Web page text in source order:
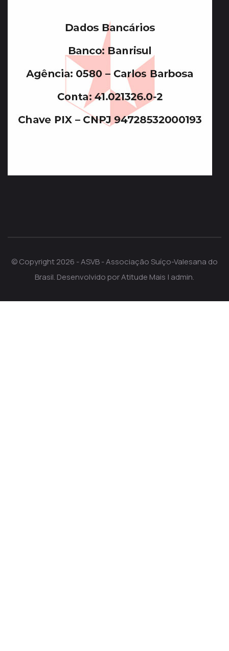
© Copyright 2026 - ASVB - Associação Suíço-Valesana do
Brasil. Desenvolvido porAtitude Mais | admin.